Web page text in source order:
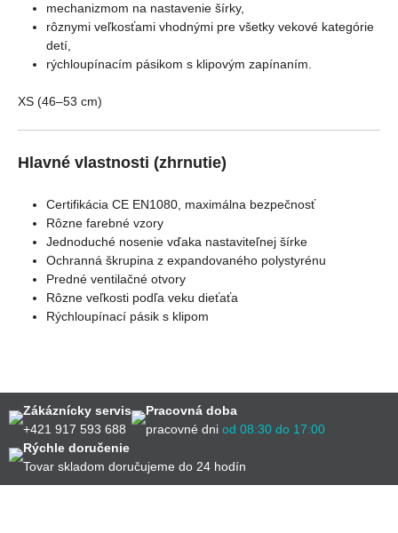
mechanizmom na nastavenie šírky,
rôznymi veľkosťami vhodnými pre všetky vekové kategórie
detí,
rýchloupínacím pásikom s klipovým zapínaním.
XS (46–53 cm)
Hlavné vlastnosti (zhrnutie)
Certifikácia CE EN1080, maximálna bezpečnosť
Rôzne farebné vzory
Jednoduché nosenie vďaka nastaviteľnej šírke
Ochranná škrupina z expandovaného polystyrénu
Predné ventilačné otvory
Rôzne veľkosti podľa veku dieťaťa
Rýchloupínací pásik s klipom
Zákáznícky servis
+421 917 593 688
Pracovná doba
pracovné dni od 08:30 do 17:00
Rýchle doručenie
Tovar skladom doručujeme do 24 hodín